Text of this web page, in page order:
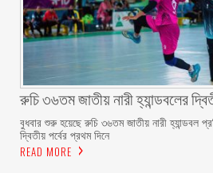
রুচি ৩৬তম জাতীয় নারী হ্যান্ডবলের
বুধবার শুরু হয়েছে রুচি ৩৬তম জাতীয় নারী হ্যান্ডবল
দ্বিতীয় পর্বের প্রথম দিনে
READ MORE